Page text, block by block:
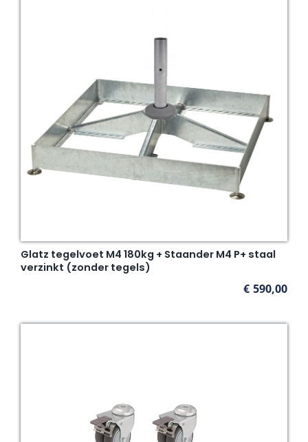
Glatz tegelvoet M4 180kg + Staander M4 P+ staal
verzinkt (zonder tegels)
€ 590,00